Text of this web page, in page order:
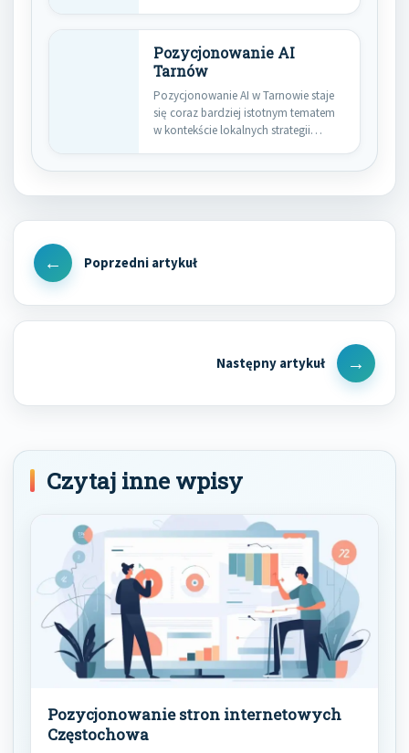
Pozycjonowanie AI
Tarnów
Pozycjonowanie AI w Tarnowie staje
się coraz bardziej istotnym tematem
w kontekście lokalnych strategii
Nawigacja
wpisu
Previous
Next
Post
Czytaj inne wpisy
Pozycjonowanie stron internetowych
Częstochowa